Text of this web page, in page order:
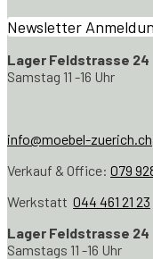
Newsletter
Lager Feldstrasse 24
Samstag 11 -16 Uhr
info@moebel-zuerich.ch
Verkauf & Office: 079
Werkstatt 044 461 21 23
Lager Feldstrasse 24
Samstags 11 -16 Uhr